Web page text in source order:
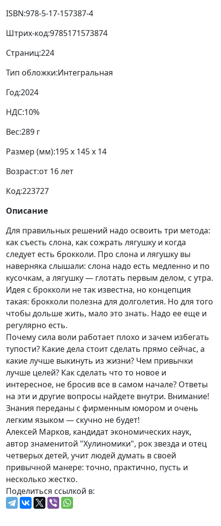
ISBN:978-5-17-157387-4
Штрих-код:9785171573874
Страниц:224
Тип обложки:Интегральная
Год:2024
НДС:10%
Вес:289 г
Размер (мм):195 x 145 x 14
Возраст:от 16 лет
Код:223727
Описание
Для правильных решений надо освоить три метода:
как съесть слона, как сожрать лягушку и когда
следует есть брокколи. Про слона и лягушку вы
наверняка слышали: слона надо есть медленно и по
кусочкам, а лягушку — глотать первым делом, с утра.
Идея с брокколи не так известна, но концепция
такая: брокколи полезна для долголетия. Но для того
чтобы дольше жить, мало это знать. Надо ее еще и
регулярно есть.
Почему сила воли работает плохо и зачем избегать
тупости? Какие дела стоит сделать прямо сейчас, а
какие лучше выкинуть из жизни? Чем привычки
лучше целей? Как сделать что то новое и
интересное, не бросив все в самом начале? Ответы
на эти и другие вопросы найдете внутри. Внимание!
Знания переданы с фирменным юмором и очень
легким языком — скучно не будет!
Алексей Марков, кандидат экономических наук,
автор знаменитой "Хулиномики", рок звезда и отец
четверых детей, учит людей думать в своей
привычной манере: точно, практично, пусть и
несколько жестко.
Поделиться ссылкой в: